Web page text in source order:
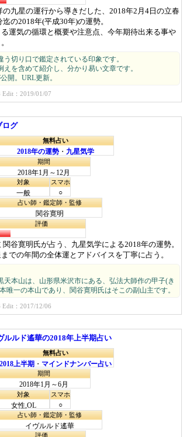
九星の運行から導きだした、2018年2月4日の立春
の2018年(平成30年)の運勢。
運気の循環と概要や注意点、今年期待出来る事や
切り口で鑑定されている印象です。
を含めて紹介し、分かり易い文章です。
開。URL更新。
Edit：2019/01/07
ログ
無料占い
2018年の運勢 ・ 九星気学
期間
2018年1月～12月
対象
一般
スマホ
○
占い師・鑑定師・監修
関谷寛明
評価
谷寛明氏が占う、九星気学による2018年の運勢。
での年間の全体運とアドバイスを丁寧に占う。
天本山は、山形県米沢市にある、弘法大師作の甲子(き
唯一の本山であり、関谷寛明氏はそこの副山主です。
Edit：2017/12/06
ルルド遙華の2018年上半期占い
無料占い
2018上半期 ・ マインドナンバー占い
期間
2018年1月～6月
対象
女性,OL
スマホ
○
占い師・鑑定師・監修
イヴルルド遙華